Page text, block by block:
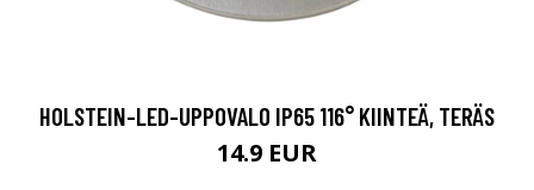
HOLSTEIN-LED-UPPOVALO IP65 116° KIINTEÄ, TERÄS
14.9 EUR